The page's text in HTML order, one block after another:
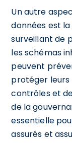
Un autre
données est
surveillant de
les schémas
peuvent
protéger leurs
contrôles et
de la
essentielle
assurés et